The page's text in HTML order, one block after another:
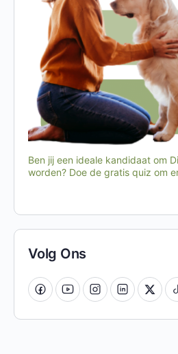
Ben jij een ideale kandidaat om
worden? Doe de gratis quiz om
Volg Ons